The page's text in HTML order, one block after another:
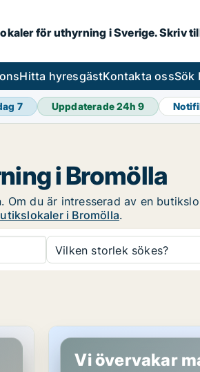
för uthyrning i Sverige. Skriv
Hitta hyresgästKontakta ossSök
7 Uppdaterade 24h9
i Bromölla
Om du är intresserad av en
i Bromölla.
Vilken storlek sökes?
Butikslokal i Bromölla
Vi övervakar